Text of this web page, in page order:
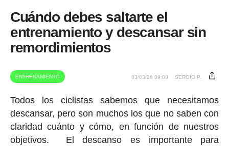
Cuándo debes saltarte el
entrenamiento y descansar sin
remordimientos
ENTRENAMIENTO 03/03/26 09:00 SERGIO P.
Todos los ciclistas sabemos que necesitamos
descansar, pero son muchos los que no saben con
claridad cuánto y cómo, en función de nuestros
objetivos. El descanso es importante para